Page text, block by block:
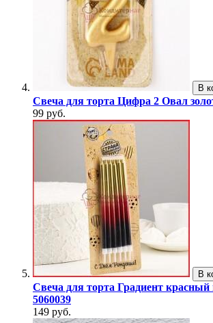
В
Свеча для торта Цифра 2 Овал
99 руб.
В
Свеча для торта Градиент
5060039
149 руб.